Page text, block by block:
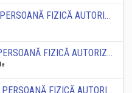
GHEORGHE SORIN-MANUEL PERSOANĂ FIZICĂ AUTORIZATĂ
SOFRONIEI BOGDAN MIHAI PERSOANĂ FIZICĂ AUTORIZATĂ
PANŢURU MIHĂIŢĂ GABRIEL PERSOANĂ FIZICĂ AUTORIZATĂ